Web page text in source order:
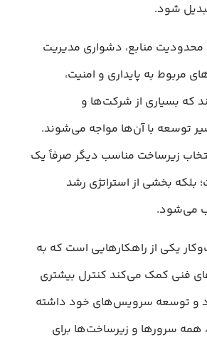
شود.
منابع، دشواری مدیریت
مربوط به پایداری و امنیت،
که بسیاری از شرکت‌ها و
توسعه با آن‌ها مواجه می‌شوند.
زیرساخت مناسب دیگر صرفاً یک
بخشی از استراتژی رشد
می‌شود.
یکی از راهکارهایی است که به
فنی کمک می‌کند کنترل بیشتری
و توسعه سرویس‌های خود داشته
همه سرورها و زیرساخت‌ها برای